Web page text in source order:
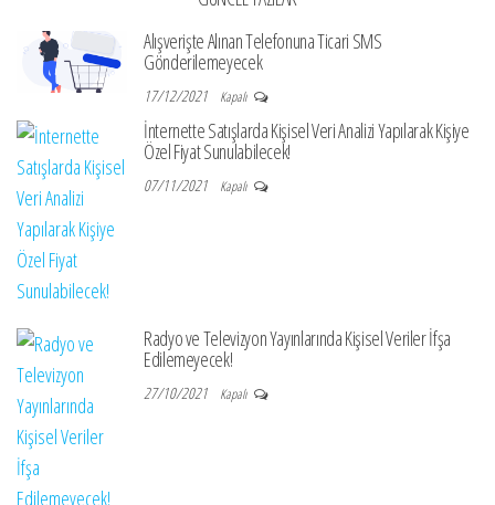
Alışverişte Alınan Telefonuna Ticari SMS
Gönderilemeyecek
17/12/2021 Kapalı
İnternette Satışlarda Kişisel Veri Analizi Yapılarak Kişiye
Özel Fiyat Sunulabilecek!
07/11/2021 Kapalı
Radyo ve Televizyon Yayınlarında Kişisel Veriler İfşa
Edilemeyecek!
27/10/2021 Kapalı